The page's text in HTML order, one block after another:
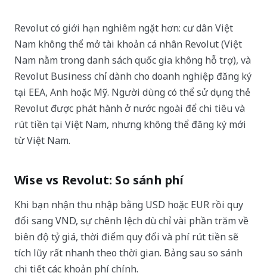
Revolut có giới hạn nghiêm ngặt hơn: cư dân Việt
Nam không thể mở tài khoản cá nhân Revolut (Việt
Nam nằm trong danh sách quốc gia không hỗ trợ), và
Revolut Business chỉ dành cho doanh nghiệp đăng ký
tại EEA, Anh hoặc Mỹ. Người dùng có thể sử dụng thẻ
Revolut được phát hành ở nước ngoài để chi tiêu và
rút tiền tại Việt Nam, nhưng không thể đăng ký mới
từ Việt Nam.
Wise vs Revolut: So sánh phí
Khi bạn nhận thu nhập bằng USD hoặc EUR rồi quy
đổi sang VND, sự chênh lệch dù chỉ vài phần trăm về
biên độ tỷ giá, thời điểm quy đổi và phí rút tiền sẽ
tích lũy rất nhanh theo thời gian. Bảng sau so sánh
chi tiết các khoản phí chính.